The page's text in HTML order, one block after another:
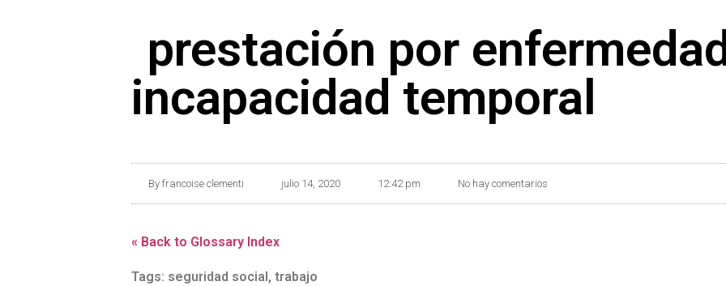
prestación por
incapacidad temporal
By francoise clementi julio 14, 2020 12:42 pm No hay comentarios
« Back to Glossary Index
Tags: seguridad social, trabajo